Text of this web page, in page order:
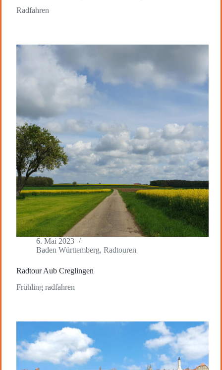
Radfahren
6. Mai 2023
Baden Württemberg, Radtouren
Radtour Aub Creglingen
Frühling radfahren